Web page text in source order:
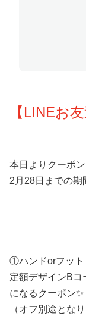
【LINEお
本日よりクーポ
2月28日までの期
①ハンドorフット
定額デザインB
になるクーポン✨
（オフ別途となり